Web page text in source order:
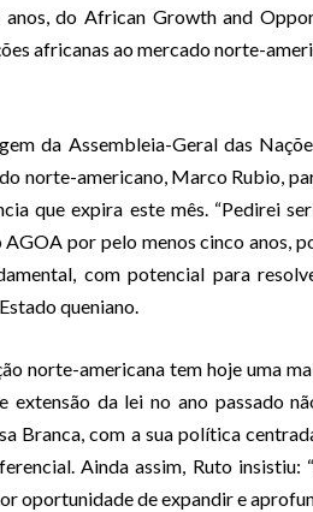
anos, do African Growth and
africanas ao mercado norte-
da Assembleia-Geral das
norte-americano, Marco Rubio,
que expira este mês. “Pedirei
por pelo menos cinco anos,
com potencial para
queniano.
norte-americana tem hoje uma
da lei no ano passado
Branca, com a sua política
Ainda assim, Ruto
oportunidade de expandir e